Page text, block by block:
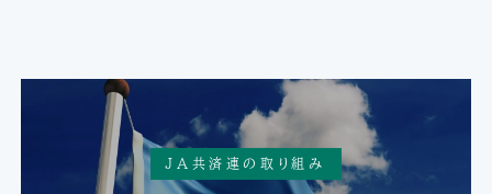
JA共済連の取り組み